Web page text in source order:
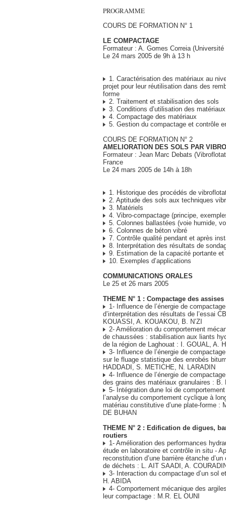
PROGRAMME
COURS DE FORMATION N° 1
LE COMPACTAGE
Formateur : A. Gomes Correia
Le 24 mars 2005 de 9h à 13 h
1. Caractérisation des matériaux au
projet pour leur réutilisation dans des
forme
2. Traitement et stabilisation des sols
3. Conditions d’utilisation des matériaux
4. Compactage des matériaux
5. Gestion du compactage et contrôle
COURS DE FORMATION N° 2
AMELIORATION DES SOLS PAR
Formateur : Jean Marc Debats
France
Le 24 mars 2005 de 14h à 18h
1. Historique des procédés de
2. Aptitude des sols aux techniques
3. Matériels
4. Vibro-compactage (principe,
5. Colonnes ballastées (voie humide,
6. Colonnes de béton vibré
7. Contrôle qualité pendant et après
8. Interprétation des résultats de
9. Estimation de la capacité portante
10. Exemples d’applications
COMMUNICATIONS ORALES
Le 25 et 26 mars 2005
THEME N° 1 : Compactage des
1- Influence de l’énergie de
d’interprétation des résultats de l’essai
KOUASSI, A. KOUAKOU, B. N’ZI
2- Amélioration du comportement
de chaussées : stabilisation aux liants
de la région de Laghouat : I. GOUAL, A.
3- Influence de l’énergie de
sur le fluage statistique des enrobés
HADDADI, S. METICHE, N. LARADIN
4- Influence de l’énergie de
des grains des matériaux granulaires : B.
5- Intégration dune loi de
l’analyse du comportement cyclique à
matériau constitutive d’une plate-forme :
DE BUHAN
THEME N° 2 : Edification de digues,
routiers
1- Amélioration des performances
étude en laboratoire et contrôle in situ -
reconstitution d’une barrière étanche
de déchets : L. AIT SAADI, A.
3- Interaction du compactage d’un sol
H. ABIDA
4- Comportement mécanique des
leur compactage : M.R. EL OUNI